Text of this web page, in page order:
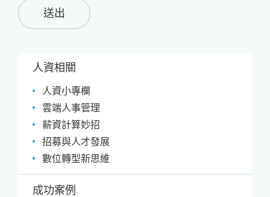
送出
人資相關
人資小專欄
雲端人事管理
薪資計算妙招
招募與人才發展
數位轉型新思維
成功案例